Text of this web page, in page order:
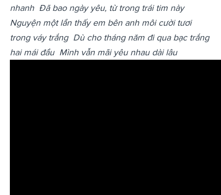
nhanh Đã bao ngày yêu, từ trong trái tim này
Nguyện một lần thấy em bên anh môi cười tươi
trong váy trắng Dù cho tháng năm đi qua bạc trắng
hai mái đầu Mình vẫn mãi yêu nhau dài lâu